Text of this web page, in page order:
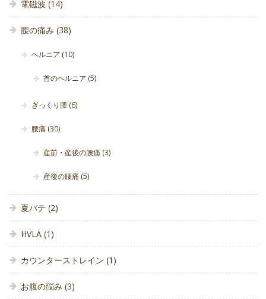
電磁波 (14)
腰の痛み (38)
ヘルニア (10)
首のヘルニア (5)
ぎっくり腰 (6)
腰痛 (30)
産前・産後の腰痛 (3)
産後の腰痛 (5)
夏バテ (2)
HVLA (1)
カウンターストレイン (1)
お腹の悩み (3)